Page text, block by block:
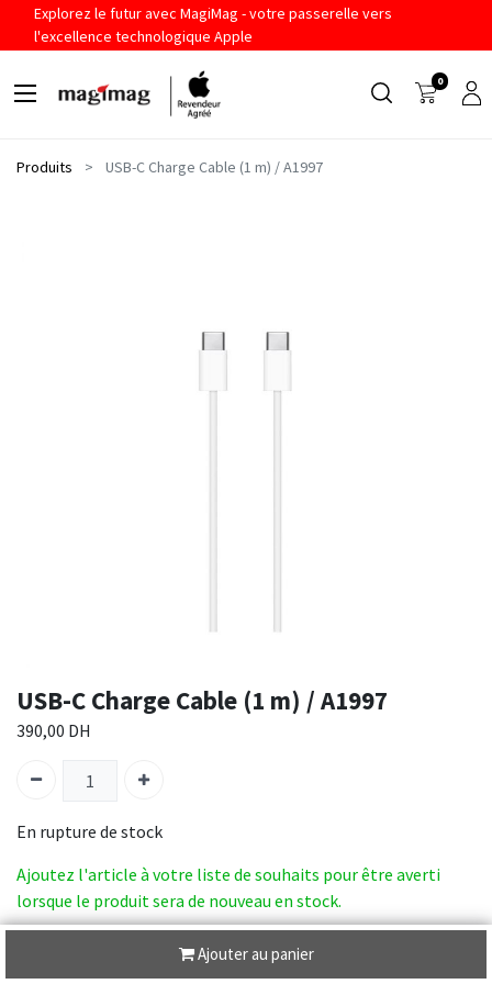
Explorez le futur avec MagiMag - votre passerelle vers
l'excellence technologique Apple
0
Produits USB-C Charge Cable (1 m) / A1997
Ajouter au panier
USB-C Charge Cable (1 m) / A1997
390,00 DH
En rupture de stock
Ajoutez l'article à votre liste de souhaits pour être averti
lorsque le produit sera de nouveau en stock.
Catégorie :CABLES